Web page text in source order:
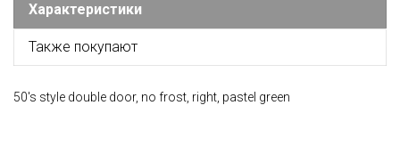
Характеристики
Также покупают
50's style double door, no frost, right, pastel green